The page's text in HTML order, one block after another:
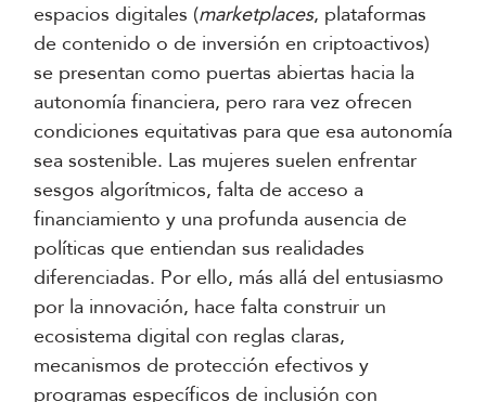
espacios digitales (marketplaces, plataformas
de contenido o de inversión en criptoactivos)
se presentan como puertas abiertas hacia la
autonomía financiera, pero rara vez ofrecen
condiciones equitativas para que esa autonomía
sea sostenible. Las mujeres suelen enfrentar
sesgos algorítmicos, falta de acceso a
financiamiento y una profunda ausencia de
políticas que entiendan sus realidades
diferenciadas. Por ello, más allá del entusiasmo
por la innovación, hace falta construir un
ecosistema digital con reglas claras,
mecanismos de protección efectivos y
programas específicos de inclusión con